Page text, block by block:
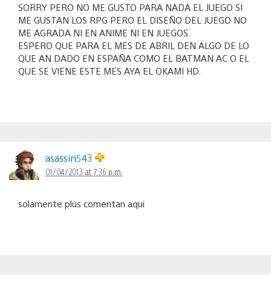
SORRY PERO NO ME GUSTO PARA NADA EL JUEGO SI
ME GUSTAN LOS RPG PERO EL DISEÑO DEL JUEGO NO
ME AGRADA NI EN ANIME NI EN JUEGOS.
ESPERO QUE PARA EL MES DE ABRIL DEN ALGO DE LO
QUE AN DADO EN ESPAÑA COMO EL BATMAN AC O EL
QUE SE VIENE ESTE MES AYA EL OKAMI HD.
asassin543
01/04/2013 at 7:36 p.m.
solamente plus comentan aqui